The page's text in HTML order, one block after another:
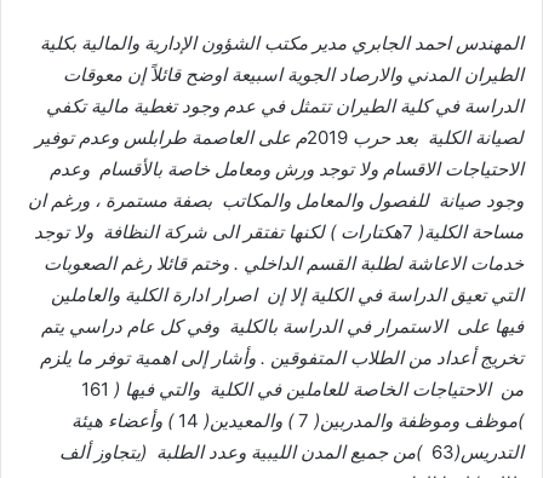
المهندس احمد الجابري مدير مكتب الشؤون الإدارية والمالية بكلية
الطيران المدني والارصاد الجوية اسبيعة اوضح قائلاً إن معوقات
الدراسة في كلية الطيران تتمثل في عدم وجود تغطية مالية تكفي
لصيانة الكلية بعد حرب م على العاصمة طرابلس وعدم توفير
الاحتياجات الاقسام ولا توجد ورش ومعامل خاصة بالأقسام وعدم
وجود صيانة للفصول والمعامل والمكاتب بصفة مستمرة ، ورغم ان
مساحة الكلية(
7هكتارات )لكنها تفتقر الى شركة النظافة ولا توجد
خدمات الاعاشة لطلبة القسم الداخلي . وختم قائلا رغم الصعوبات
التي تعيق الدراسة في الكلية إلا إن اصرار ادارة الكلية والعاملين
فيها على الاستمرار في الدراسة بالكلية وفي كل عام دراسي يتم
تخريج أعداد من الطلاب المتفوقين . وأشار إلى اهمية توفر ما يلزم
من الاحتياجات الخاصة للعاملين في الكلية والتي فيها (
161
)موظف وموظفة والمدربين(
7
) والمعيدين(
14
) وأعضاء هيئة
التدريس(
63
)من جميع المدن الليبية وعدد الطلبة (يتجاوز ألف